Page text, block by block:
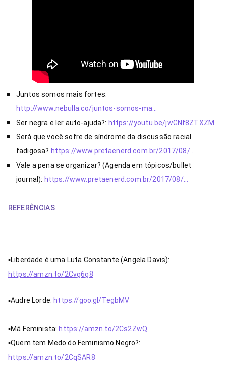
Juntos somos mais fortes:
http://www.nebulla.co/juntos-somos-ma…
Ser negra e ler auto-ajuda?: https://youtu.be/jwGNf8ZTXZM
Será que você sofre de síndrome da discussão racial
fadigosa? https://www.pretaenerd.com.br/2017/08/…
Vale a pena se organizar? (Agenda em tópicos/bullet
journal): https://www.pretaenerd.com.br/2017/08/…
REFERÊNCIAS
https://amzn.to/2Cvg6g8
▪Audre Lorde: https://goo.gl/TegbMV
▪Má Feminista: https://amzn.to/2Cs2ZwQ
▪Quem tem Medo do Feminismo Negro?:
https://amzn.to/2CqSAR8